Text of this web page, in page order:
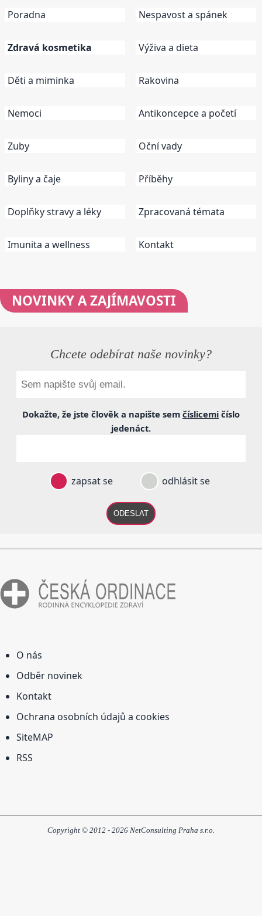
Poradna
Zdravá kosmetika
Děti a miminka
Nemoci
Zuby
Byliny a čaje
Doplňky stravy a léky
Imunita a wellness
Nespavost a spánek
Výživa a dieta
Rakovina
Antikoncepce a početí
Oční vady
Příběhy
Zpracovaná témata
Kontakt
NOVINKYA ZAJÍMAVOSTI
Chcete odebírat naše novinky?
Dokažte, že jste člověk a napište sem číslicemi číslo
jedenáct.
zapsat se odhlásit se
ODESLAT
O nás
Odběr novinek
Kontakt
Ochrana osobních údajů a cookies
SiteMAP
RSS
Copyright © 2012 - 2026 NetConsulting Praha s.r.o.